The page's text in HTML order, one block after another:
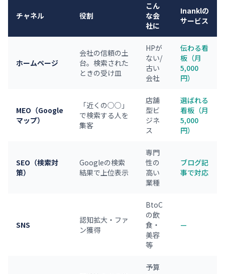
チャネル 役割
こん
な会
社に
Inanklの
サービス
ホームページ
会社の信頼の土
台。検索された
ときの受け皿
HPが
ない/
古い
会社
伝わる看
板（月
5,000
円）
MEO（Google
マップ）
「近くの○○」
で検索する人を
集客
店舗
型ビ
ジネ
ス
選ばれる
看板（月
5,000
円）
SEO（検索対
策）
Googleの検索
結果で上位表示
専門
性の
高い
業種
ブログ記
事で対応
SNS
認知拡大・ファ
ン獲得
BtoC
の飲
食・
美容
等
—
予算